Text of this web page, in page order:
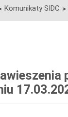
Komunikaty SIDC >